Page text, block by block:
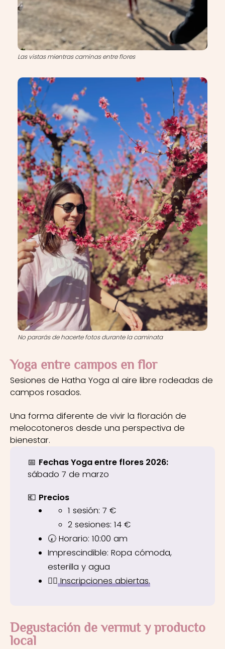
Las vistas mientras caminas entre flores
No pararás de hacerte fotos durante la caminata
Yoga entre campos en flor
Sesiones de Hatha Yoga al aire libre rodeadas de
campos rosados.
Una forma diferente de vivir la floración de
melocotoneros desde una perspectiva de
bienestar.
📅 Fechas Yoga entre flores 2026:
sábado 7 de marzo
💶 Precios
1 sesión: 7 €
2 sesiones: 14 €
🕢 Horario: 10:00 am
Imprescindible: Ropa cómoda,
esterilla y agua
👉🏼Inscripciones abiertas.
Degustación de vermut y producto
local